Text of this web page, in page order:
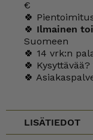
€
🍀
🍀 Ilmainen
Suomeen
🍀 14 vrk:n
🍀 Kysyttävää?
🍀
LISÄTIEDOT